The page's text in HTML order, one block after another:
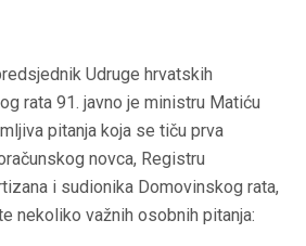
Udruge hrvatskih
rata 91. javno je ministru Matiću
pitanja koja se tiču prva
novca, Registru
i sudionika Domovinskog rata,
nekoliko važnih osobnih pitanja: